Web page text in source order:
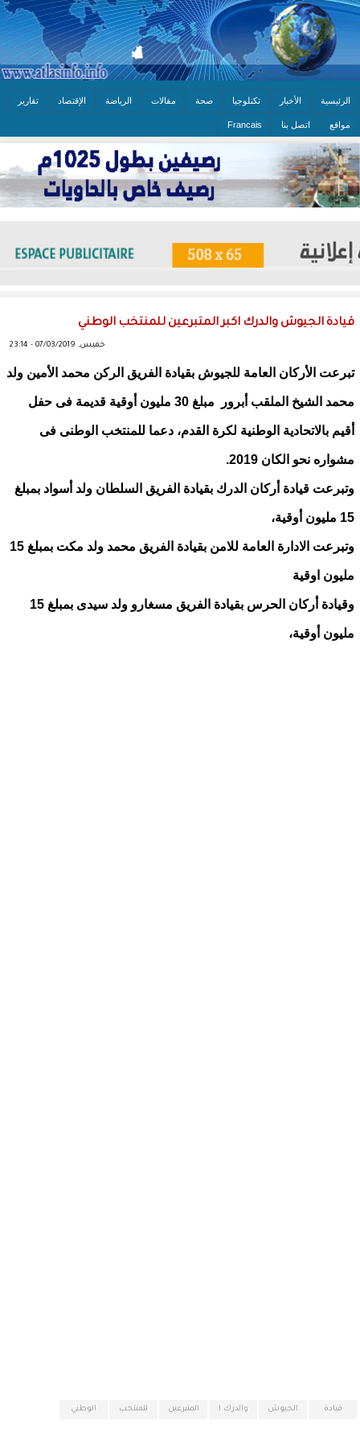
الرئيسية الأخبار تكنلوجيا صحة مقالات الرياضة الإقتصاد تقارير
مواقع اتصل بنا Francais
قيادة الجيوش والدرك اكبر المتبرعين للمنتخب الوطني
خميس, 07/03/2019 - 23:14
تبرعت الأركان العامة للجيوش بقيادة الفريق الركن محمد الأمين ولد
محمد الشيخ الملقب أبرور مبلغ 30 مليون أوقية قديمة فى حفل
أقيم بالاتحادية الوطنية لكرة القدم، دعما للمنتخب الوطنى فى
مشواره نحو الكان 2019.
وتبرعت قيادة أركان الدرك بقيادة الفريق السلطان ولد أسواد بمبلغ
15 مليون أوقية،
وتبرعت الادارة العامة للامن بقيادة الفريق محمد ولد مكت بمبلغ 15
مليون اوقية
وقيادة أركان الحرس بقيادة الفريق مسغارو ولد سيدى بمبلغ 15
مليون أوقية،
قيادة الجيوش والدرك ا المتبرعين للمنتخب الوطني